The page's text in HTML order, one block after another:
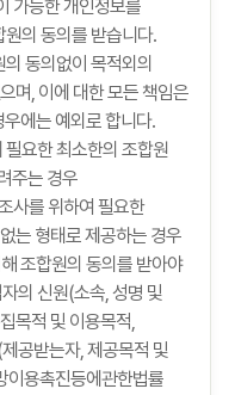
가능한 개인정보를
의 동의를 받습니다.
동의없이 목적외의
며, 이에 대한 모든 책임은
우에는 예외로 합니다.
필요한 최소한의 조합원
주는 경우
사를 위하여 필요한
는 형태로 제공하는 경우
조합원의 동의를 받아야
의 신원(소속, 성명 및
목적 및 이용목적,
공받는자, 제공목적 및
이용촉진등에관한법률